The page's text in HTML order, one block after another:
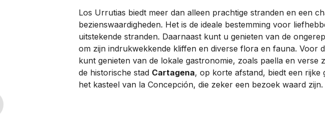
Los Urrutias biedt meer dan alleen prachtige stranden en een
bezienswaardigheden. Het is de ideale bestemming voor
uitstekende stranden. Daarnaast kunt u genieten van de
om zijn indrukwekkende kliffen en diverse flora en fauna. Voor
kunt genieten van de lokale gastronomie, zoals paella en
de historische stad Cartagena, op korte afstand, biedt een rijke
het kasteel van la Concepción, die zeker een bezoek waard zijn.